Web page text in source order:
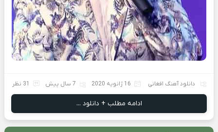
دانلود آهنگ افغانی 16 ژانویه 2020 7 سال پیش 31 نظر
ادامه مطلب + دانلود ...